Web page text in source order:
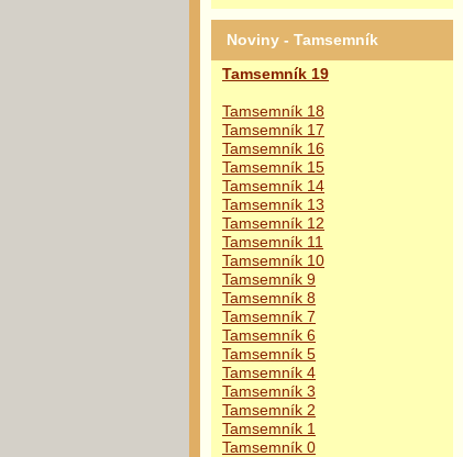
Noviny - Tamsemník
Tamsemník 19
Tamsemník 18
Tamsemník 17
Tamsemník 16
Tamsemník 15
Tamsemník 14
Tamsemník 13
Tamsemník 12
Tamsemník 11
Tamsemník 10
Tamsemník 9
Tamsemník 8
Tamsemník 7
Tamsemník 6
Tamsemník 5
Tamsemník 4
Tamsemník 3
Tamsemník 2
Tamsemník 1
Tamsemník 0